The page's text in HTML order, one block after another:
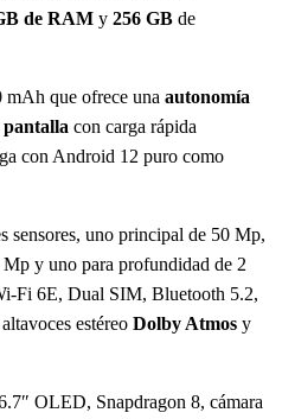
de RAM y 256 GB de
mAh que ofrece una autonomía
pantalla con carga rápida
con Android 12 puro como
sensores, uno principal de 50 Mp,
y uno para profundidad de 2
Fi 6E, Dual SIM, Bluetooth 5.2,
estéreo Dolby Atmos y
OLED, Snapdragon 8, cámara